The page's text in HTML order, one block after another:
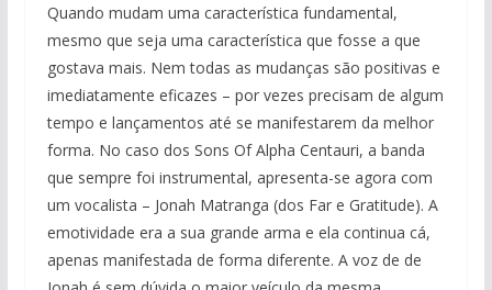
Quando mudam uma característica fundamental,
mesmo que seja uma característica que fosse a que
gostava mais. Nem todas as mudanças são positivas e
imediatamente eficazes – por vezes precisam de algum
tempo e lançamentos até se manifestarem da melhor
forma. No caso dos Sons Of Alpha Centauri, a banda
que sempre foi instrumental, apresenta-se agora com
um vocalista – Jonah Matranga (dos Far e Gratitude). A
emotividade era a sua grande arma e ela continua cá,
apenas manifestada de forma diferente. A voz de de